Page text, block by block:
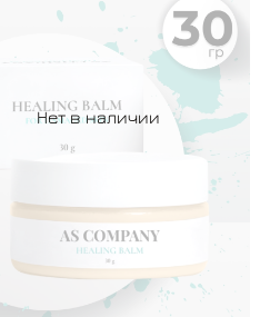
Нет в наличии